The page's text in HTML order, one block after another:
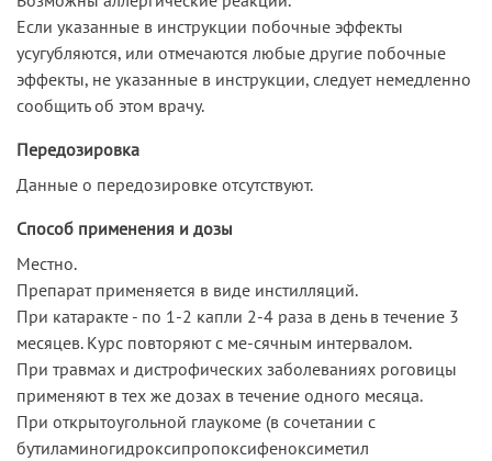
Если указанные в инструкции побочные эффекты
усугубляются, или отмечаются любые другие побочные
эффекты, не указанные в инструкции, следует немедленно
сообщить об этом врачу.
Передозировка
Данные о передозировке отсутствуют.
Способ применения и дозы
Местно.
Препарат применяется в виде инстилляций.
При катаракте - по 1-2 капли 2-4 раза в день в течение 3
месяцев. Курс повторяют с ме-сячным интервалом.
При травмах и дистрофических заболеваниях роговицы
применяют в тех же дозах в течение одного месяца.
При открытоугольной глаукоме (в сочетании с
бутиламиногидроксипропоксифеноксиметил